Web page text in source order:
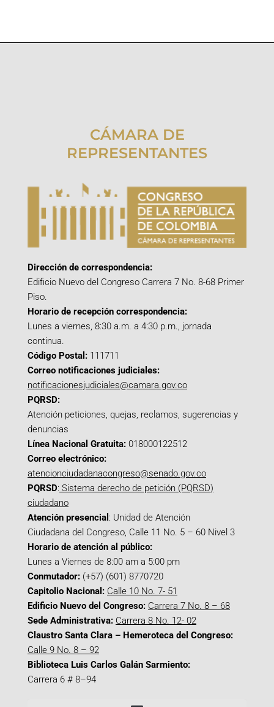
CÁMARA DE
REPRESENTANTES
Dirección de correspondencia:
Edificio Nuevo del Congreso Carrera 7 No. 8-68 Primer
Piso.
Horario de recepción correspondencia:
Lunes a viernes, 8:30 a.m. a 4:30 p.m., jornada
continua.
Código Postal: 111711
Correo notificaciones judiciales:
notificacionesjudiciales@camara.gov.co
PQRSD:
Atención peticiones, quejas, reclamos, sugerencias y
denuncias
Línea Nacional Gratuita: 018000122512
Correo electrónico:
atencionciudadanacongreso@senado.gov.co
PQRSD: Sistema derecho de petición (PQRSD)
ciudadano
Atención presencial : Unidad de Atención
Ciudadana del Congreso, Calle 11 No. 5 – 60 Nivel 3
Horario de atención al público:
Lunes a Viernes de 8:00 am a 5:00 pm
Conmutador: (+57) (601) 8770720
Capitolio Nacional: Calle 10 No. 7- 51
Edificio Nuevo del Congreso: Carrera 7 No. 8 – 68
Sede Administrativa: Carrera 8 No. 12- 02
Claustro Santa Clara – Hemeroteca del Congreso:
Calle 9 No. 8 – 92
Biblioteca Luis Carlos Galán Sarmiento:
Carrera 6 # 8–94